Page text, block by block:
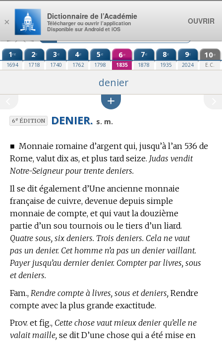
Aller au contenu
1re
1694
2e
1718
3e
1740
4e
1762
5e
1798
6e
1835
7e
1878
8e
1935
9e
2024
10e
E.C.
denier
6eÉDITION DENIER. s. m.
■ Monnaie romaine d’argent qui, jusqu’à l’an 536 de
Rome, valut dix as, et plus tard seize. Judas vendit
Notre-Seigneur pour trente deniers.
Il se dit également d’Une ancienne monnaie
française de cuivre, devenue depuis simple
monnaie de compte, et qui vaut la douzième
partie d’un sou tournois ou le tiers d’un liard.
Quatre sous, six deniers. Trois deniers. Cela ne vaut
pas un denier. Cet homme n’a pas un denier vaillant.
Payer jusqu’au dernier denier. Compter par livres, sous
et deniers.
Fam., Rendre compte à livres, sous et deniers, Rendre
compte avec la plus grande exactitude.
Prov. et fig., Cette chose vaut mieux denier qu’elle ne
valait maille, se dit D’une chose qui a été mise en
×
Dictionnaire de l’Académie
Télécharger ou ouvrir l’application
Disponible sur Android et iOS
OUVRIR